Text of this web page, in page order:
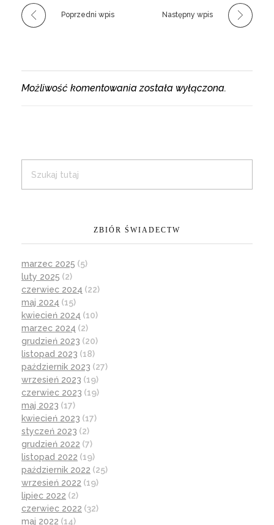
Poprzedni wpis Następny wpis
Możliwość komentowania została wyłączona.
ZBIÓR ŚWIADECTW
marzec 2025 (5)
luty 2025 (2)
czerwiec 2024 (22)
maj 2024 (15)
kwiecień 2024 (10)
marzec 2024 (2)
grudzień 2023 (20)
listopad 2023 (18)
październik 2023 (27)
wrzesień 2023 (19)
czerwiec 2023 (19)
maj 2023 (17)
kwiecień 2023 (17)
styczeń 2023 (2)
grudzień 2022 (7)
listopad 2022 (19)
październik 2022 (25)
wrzesień 2022 (19)
lipiec 2022 (2)
czerwiec 2022 (32)
maj 2022 (14)